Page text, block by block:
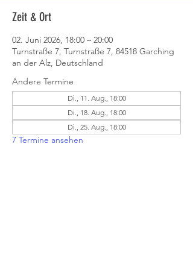
Zeit & Ort
02. Juni 2026, 18:00 – 20:00
Turnstraße 7, Turnstraße 7, 84518 Garching
an der Alz, Deutschland
Andere Termine
Di., 11. Aug., 18:00
Di., 18. Aug., 18:00
Di., 25. Aug., 18:00
7 Termine ansehen